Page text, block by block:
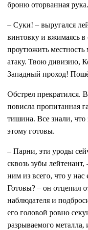
броню оторванная
– Суки! – выругался
винтовку и вжимаясь в
проутюжить
атаку. Твою дивизию,
Западный проход!
Обстрел прекратился.
повисла пропитанная
тишина. Все знали, что
этому готовы.
– Парни, эти уроды
сквозь зубы
ним из всего, что у нас
Готовы? – он отцепил
наблюдателя и
его головой ровно
разрываемого